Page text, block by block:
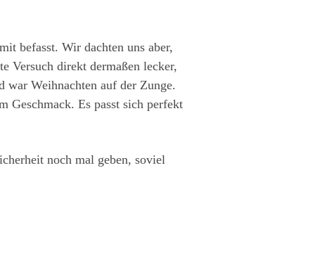
befasst. Wir dachten uns aber,
Versuch direkt dermaßen lecker,
war Weihnachten auf der Zunge.
Es passt sich perfekt
noch mal geben, soviel